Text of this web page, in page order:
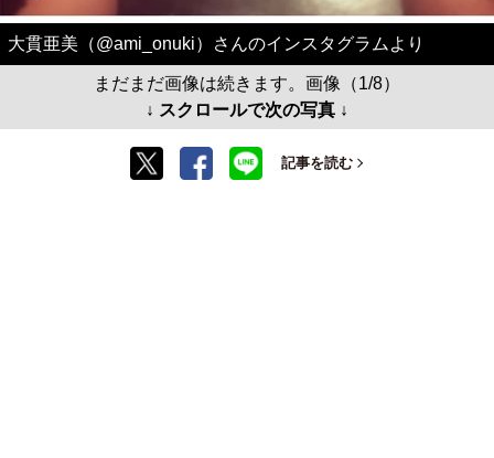
大貫亜美（@ami_onuki）さんのインスタグラムより
まだまだ画像は続きます。画像（1/8）
↓ スクロールで次の写真 ↓
記事を読む